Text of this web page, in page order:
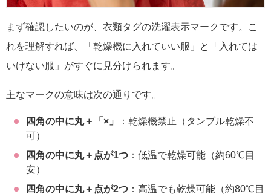
まず確認したいのが、衣類タグの洗濯表示マークです。こ
れを理解すれば、「乾燥機に入れていい服」と「入れては
いけない服」がすぐに見分けられます。
主なマークの意味は次の通りです。
四角の中に丸＋「×」
：乾燥機禁止（タンブル乾燥不
可）
四角の中に丸＋点が1つ：低温で乾燥可能（約60℃目
安）
四角の中に丸＋点が2つ：高温でも乾燥可能（約80℃目